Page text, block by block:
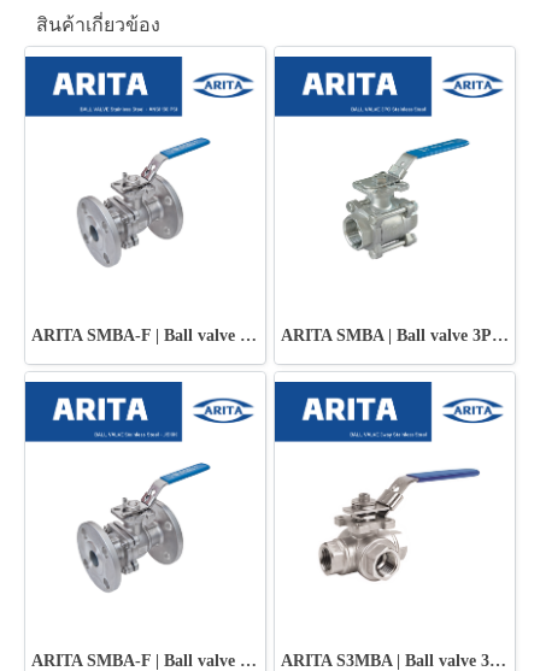
สินค้าเกี่ยวข้อง
ARITA SMBA-F | Ball valve Stainless Steel - ANSI 150 PSI ARITA SMBA | Ball valve 3PC Stainless Steel
ARITA SMBA-F | Ball valve Stainless Steel - JIS10K ARITA S3MBA | Ball valve 3Way Stainless Steel